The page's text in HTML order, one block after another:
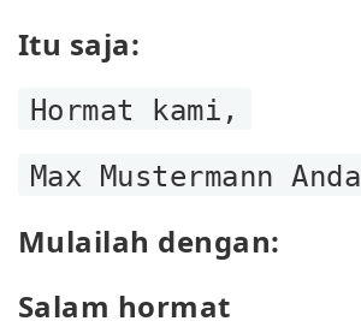
Itu saja:
Hormat kami,
Max Mustermann Anda
Mulailah dengan:
Salam hormat